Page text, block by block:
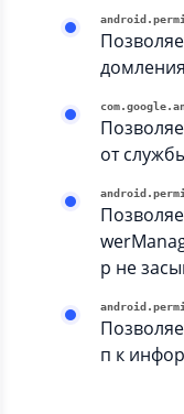
от
р не
п к